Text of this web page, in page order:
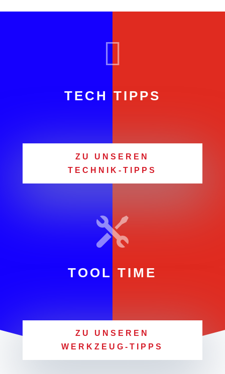

TECH TIPPS
ZU UNSEREN
TECHNIK-TIPPS

TOOL TIME
ZU UNSEREN
WERKZEUG-TIPPS